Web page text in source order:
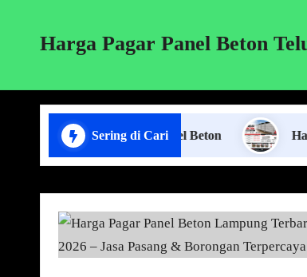
Harga Pagar Panel Beton
Sering di Cari
Pasang Pagar Panel Beton Harga